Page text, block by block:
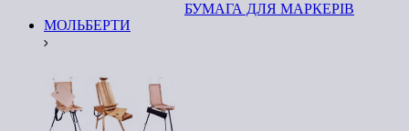
БУМАГА ДЛЯ МАРКЕРІВ
МОЛЬБЕРТИ